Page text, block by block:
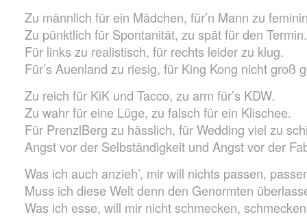
Zu männlich für ein Mädchen, für’n Mann zu
Zu pünktlich für Spontanität, zu spät für den Termin.
Für links zu realistisch, für rechts leider zu klug.
Für’s Auenland zu riesig, für King Kong nicht groß
Zu reich für KiK und Tacco, zu arm für’s KDW.
Zu wahr für eine Lüge, zu falsch für ein Klischee.
Für PrenzlBerg zu hässlich, für Wedding viel zu
Angst vor der Selbständigkeit und Angst vor der
Was ich auch anzieh’, mir will nichts passen,
Muss ich diese Welt denn den Genormten
Was ich esse, will mir nicht schmecken,